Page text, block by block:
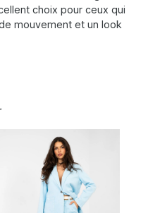
choix pour ceux qui
mouvement et un look